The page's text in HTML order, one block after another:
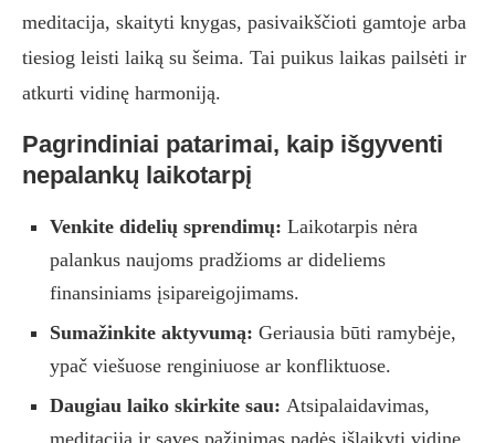
meditacija, skaityti knygas, pasivaikščioti gamtoje arba
tiesiog leisti laiką su šeima. Tai puikus laikas pailsėti ir
atkurti vidinę harmoniją.
Pagrindiniai patarimai, kaip išgyventi
nepalankų laikotarpį
Venkite didelių sprendimų: Laikotarpis nėra
palankus naujoms pradžioms ar dideliems
finansiniams įsipareigojimams.
Sumažinkite aktyvumą: Geriausia būti ramybėje,
ypač viešuose renginiuose ar konfliktuose.
Daugiau laiko skirkite sau: Atsipalaidavimas,